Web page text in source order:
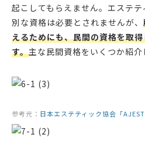
起こしてもらえません。エステ
別な資格は必要とされませんが、
えるためにも、民間の資格を取
す。主な民間資格をいくつか紹介
参考元： 日本エステティック協会「